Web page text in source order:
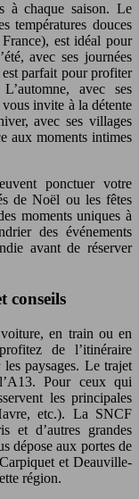
à chaque saison. Le
températures douces
est idéal pour
avec ses journées
est parfait pour profiter
avec ses
invite à la détente
avec ses villages
aux moments intimes
ponctuer votre
de Noël ou les fêtes
moments uniques à
des événements
avant de réserver
conseils
en train ou en
de l’itinéraire
paysages. Le trajet
Pour ceux qui
les principales
etc.). La SNCF
et d’autres grandes
dépose aux portes de
et Deauville-
région.